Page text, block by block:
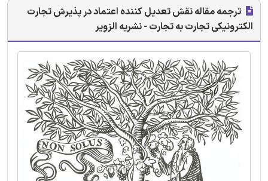
ترجمه مقاله نقش تعدیل کننده اعتماد در پذیرش تجارت
الکترونیکی تجارت به تجارت - نشریه الزویر